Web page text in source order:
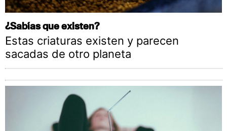
¿Sabías que existen?
Estas criaturas existen y parecen
sacadas de otro planeta